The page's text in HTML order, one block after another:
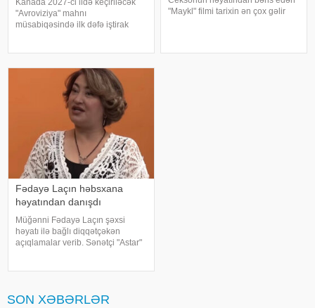
"Avroviziya" mahnı
müsabiqəsində ilk dəfə iştirak
Kanada 2015-ci ildə yarışmay
"Maykl" filmi tarixin ən çox gəlir
ekran əsəri dünya üzr
Fədayə Laçın həbsxana
həyatından danışdı
Müğənni Fədayə Laçın şəxsi
həyatı ilə bağlı diqqətçəkən
açıqlamalar verib. Sənətçi "Astar"
valideynlər
SON XƏBƏRLƏR